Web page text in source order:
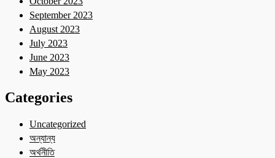
September 2023
August 2023
July 2023
June 2023
May 2023
Categories
Uncategorized
অন্যান্য
অর্থনীতি